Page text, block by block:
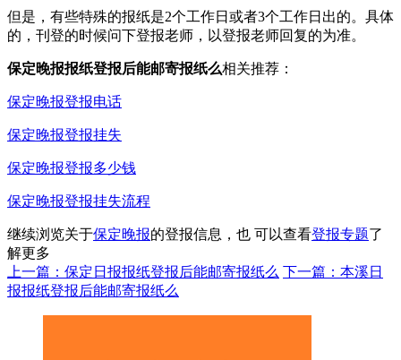
但是，有些特殊的报纸是2个工作日或者3个工作日出的。具体
的，刊登的时候问下登报老师，以登报老师回复的为准。
保定晚报报纸登报后能邮寄报纸么相关推荐：
保定晚报登报电话
保定晚报登报挂失
保定晚报登报多少钱
保定晚报登报挂失流程
继续浏览关于保定晚报的登报信息，也 可以查看登报专题了
解更多
上一篇：保定日报报纸登报后能邮寄报纸么 下一篇：本溪日
报报纸登报后能邮寄报纸么